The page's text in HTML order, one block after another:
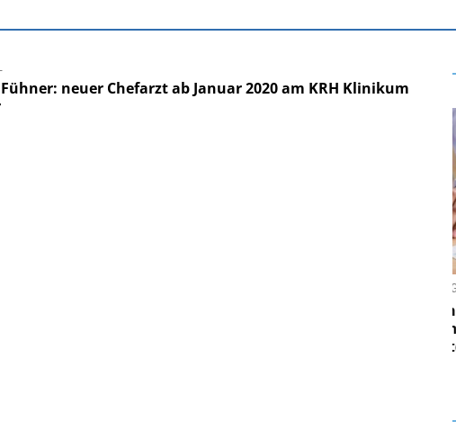
neuer Chefarzt ab Januar 2020 am KRH Klinikum
Personalmanagement: Von
Ordnung zur KI-fähigen